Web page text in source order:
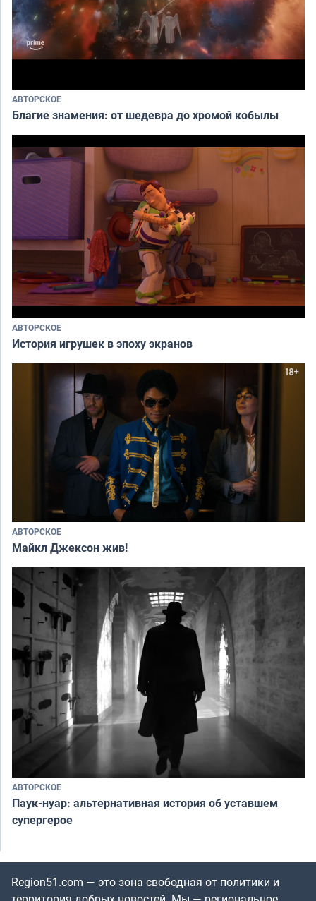
АВТОРСКОЕ
Благие знамения: от шедевра до хромой кобылы
АВТОРСКОЕ
История игрушек в эпоху экранов
АВТОРСКОЕ
Майкл Джексон жив!
АВТОРСКОЕ
Паук-нуар: альтернативная история об уставшем
супергерое
Region51.com — это зона свободная от политики и